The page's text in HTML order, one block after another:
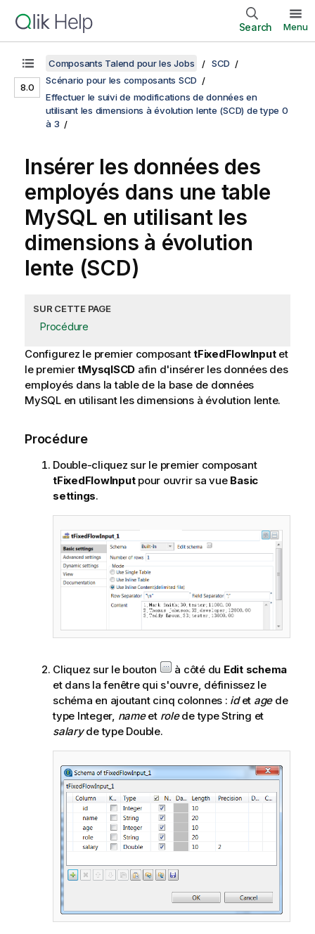
Search Menu
8.0
Composants Talend pour les Jobs
SCD
Scénario pour les composants SCD
Effectuer le suivi de modifications de données en
utilisant les dimensions à évolution lente (SCD) de type 0
à 3
Insérer les données des
employés dans une table
MySQL en utilisant les
dimensions à évolution
lente (SCD)
SUR CETTE PAGE
Procédure
Configurez le premier composanttFixedFlowInputet
le premiertMysqlSCD afin d'insérer les données des
employés dans la table de la base de données
MySQL en utilisant les dimensions à évolution lente.
Procédure
Double-cliquez sur le premier composant
tFixedFlowInputpour ouvrir sa vue Basic
settings.
Cliquez sur le bouton à côté du Edit schema
et dans la fenêtre qui s'ouvre, définissez le
schéma en ajoutant cinq colonnes : idet agede
type Integer, nameet rolede type String et
salaryde type Double.